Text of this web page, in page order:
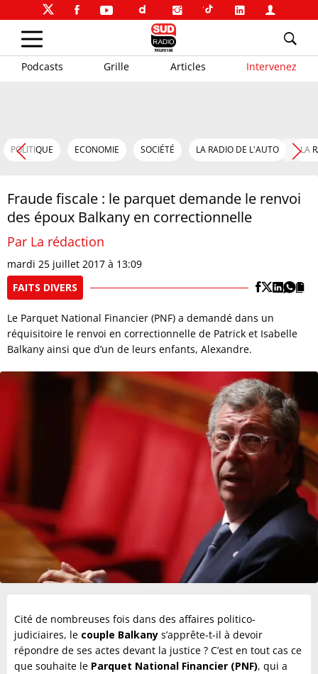
Podcasts Grille Articles Intervenez
POLITIQUE ECONOMIE SOCIÉTÉ LA RADIO DE L'AUTO LA
Fraude fiscale : le parquet demande le renvoi
des époux Balkany en correctionnelle
Par La rédaction
mardi 25 juillet 2017 à 13:09
FAITS DIVERS
Le Parquet National Financier (PNF) a demandé dans un
réquisitoire le renvoi en correctionnelle de Patrick et Isabelle
Balkany ainsi que d’un de leurs enfants, Alexandre.
Cité de nombreuses fois dans des affaires politico-
judiciaires, le couple Balkany s’apprête-t-il à devoir
répondre de ses actes devant la justice ? C’est en tout cas ce
que souhaite le Parquet National Financier (PNF), qui a